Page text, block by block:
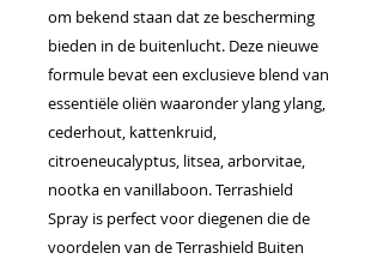
om bekend staan dat ze bescherming
bieden in de buitenlucht. Deze nieuwe
formule bevat een exclusieve blend van
essentiële oliën waaronder ylang ylang,
cederhout, kattenkruid,
citroeneucalyptus, litsea, arborvitae,
nootka en vanillaboon. Terrashield
Spray is perfect voor diegenen die de
voordelen van de Terrashield Buiten